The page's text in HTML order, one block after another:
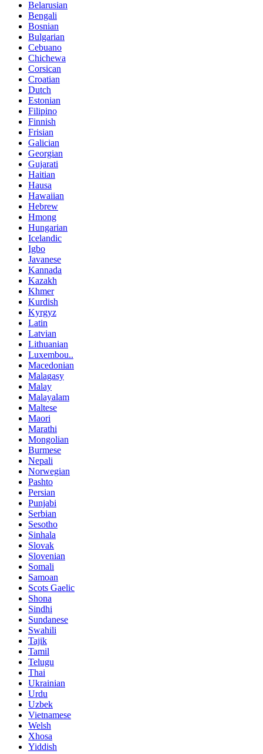
Belarusian
Bengali
Bosnian
Bulgarian
Cebuano
Chichewa
Corsican
Croatian
Dutch
Estonian
Filipino
Finnish
Frisian
Galician
Georgian
Gujarati
Haitian
Hausa
Hawaiian
Hebrew
Hmong
Hungarian
Icelandic
Igbo
Javanese
Kannada
Kazakh
Khmer
Kurdish
Kyrgyz
Latin
Latvian
Lithuanian
Luxembou..
Macedonian
Malagasy
Malay
Malayalam
Maltese
Maori
Marathi
Mongolian
Burmese
Nepali
Norwegian
Pashto
Persian
Punjabi
Serbian
Sesotho
Sinhala
Slovak
Slovenian
Somali
Samoan
Scots Gaelic
Shona
Sindhi
Sundanese
Swahili
Tajik
Tamil
Telugu
Thai
Ukrainian
Urdu
Uzbek
Vietnamese
Welsh
Xhosa
Yiddish